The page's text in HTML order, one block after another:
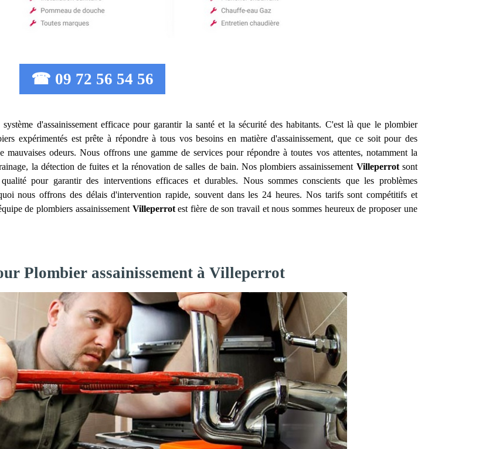
☎ 09 72 56 54 56
d'assainissement efficace pour garantir la santé et la sécurité des habitants. C'est là que le plombier
expérimentés est prête à répondre à tous vos besoins en matière d'assainissement, que ce soit pour des
odeurs. Nous offrons une gamme de services pour répondre à toutes vos attentes, notamment la
la détection de fuites et la rénovation de salles de bain. Nos plombiers assainissement Villeperrotsont
pour garantir des interventions efficaces et durables. Nous sommes conscients que les problèmes
nous offrons des délais d'intervention rapide, souvent dans les 24 heures. Nos tarifs sont compétitifs et
de plombiers assainissement Villeperrotest fière de son travail et nous sommes heureux de proposer une
Plombier assainissement à Villeperrot